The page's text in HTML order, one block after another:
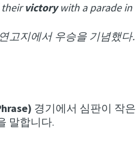
theirvictorywith a parade in
고지에서 우승을 기념했다.
경기에서 심판이 작은
말합니다.